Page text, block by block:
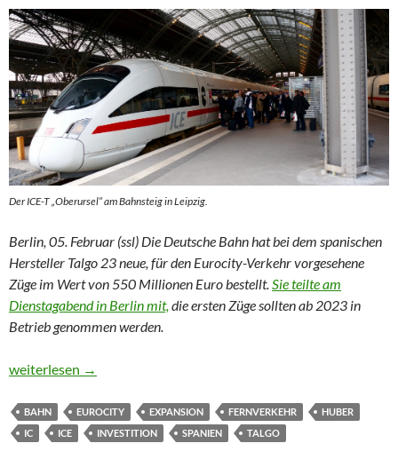
Der ICE-T „Oberursel“ am Bahnsteig in Leipzig.
Berlin, 05. Februar (ssl) Die Deutsche Bahn hat bei dem spanischen
Hersteller Talgo 23 neue, für den Eurocity-Verkehr vorgesehene
Züge im Wert von 550 Millionen Euro bestellt.Sie teilte am
Dienstagabend in Berlin mit,die ersten Züge sollten ab 2023 in
Betrieb genommen werden.
Deutsche Bahn bestellt lokbespannte Züge in Spanien
weiterlesen →
BAHN EUROCITY EXPANSION FERNVERKEHR
HUBER
IC
ICE INVESTITION SPANIEN TALGO